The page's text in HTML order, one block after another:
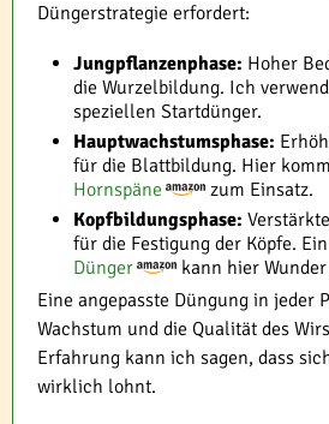
Düngerstrategie erfordert:
Jungpflanzenphase: Hoher
die Wurzelbildung. Ich
speziellen Startdünger.
Hauptwachstumsphase:
für die Blattbildung. Hier
Hornspäne
zum Einsatz.
Kopfbildungsphase:
für die Festigung der Köpfe.
Dünger
kann hier
Eine angepasste Düngung in jeder
Wachstum und die Qualität des
Erfahrung kann ich sagen, dass
wirklich lohnt.